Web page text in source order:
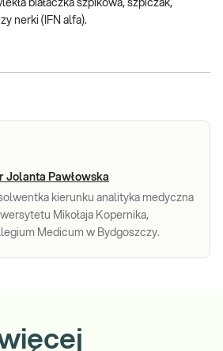
białaczka szpikowa, szpiczak,
nerki (IFN alfa).
Jolanta Pawłowska
kierunku analityka medyczna
Mikołaja Kopernika,
Medicum w Bydgoszczy.